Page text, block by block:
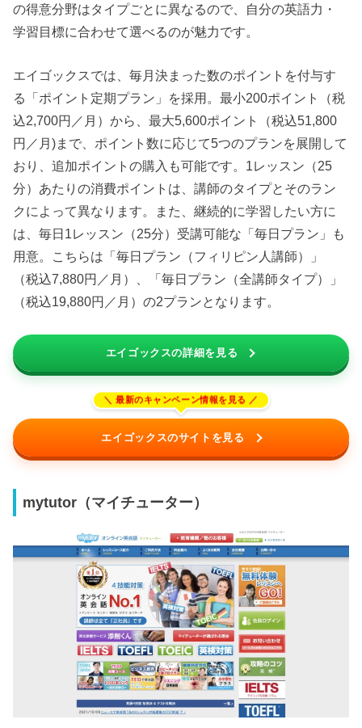
の得意分野はタイプごとに異なるので、自分の英語力・
学習目標に合わせて選べるのが魅力です。
エイゴックスでは、毎月決まった数のポイントを付与す
る「ポイント定期プラン」を採用。最小200ポイント（税
込2,700円／月）から、最大5,600ポイント（税込51,800
円／月)まで、ポイント数に応じて5つのプランを展開して
おり、追加ポイントの購入も可能です。1レッスン（25
分）あたりの消費ポイントは、講師のタイプとそのラン
クによって異なります。また、継続的に学習したい方に
は、毎日1レッスン（25分）受講可能な「毎日プラン」も
用意。こちらは「毎日プラン（フィリピン人講師）」
（税込7,880円／月）、「毎日プラン（全講師タイプ）」
（税込19,880円／月）の2プランとなります。
エイゴックスの詳細を見る
エイゴックスのサイトを見る
mytutor（マイチューター）